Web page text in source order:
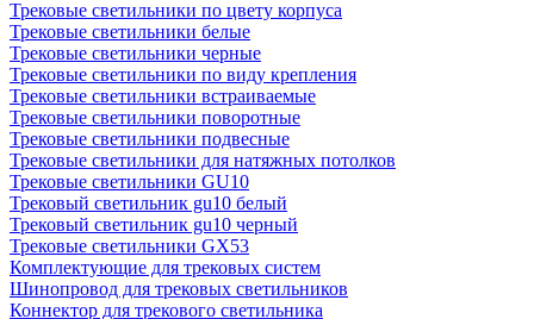
Трековые светильники по цвету корпуса
Трековые светильники белые
Трековые светильники черные
Трековые светильники по виду крепления
Трековые светильники встраиваемые
Трековые светильники поворотные
Трековые светильники подвесные
Трековые светильники для натяжных потолков
Трековые светильники GU10
Трековый светильник gu10 белый
Трековый светильник gu10 черный
Трековые светильники GX53
Комплектующие для трековых систем
Шинопровод для трековых светильников
Коннектор для трекового светильника